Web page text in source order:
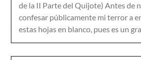
de la II Parte del Quijote) Antes de
confesar públicamente mi terror a
estas hojas en blanco, pues es un